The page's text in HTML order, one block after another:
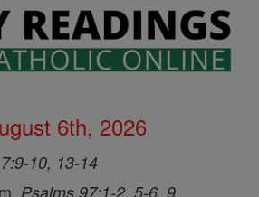
6th, 2026
10, 13-14
Psalms 97:1-2, 5-6, 9